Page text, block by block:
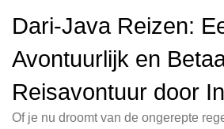
Dari-Java Reizen:
Avontuurlijk en
Reisavontuur door
Of je nu droomt van de ongerepte